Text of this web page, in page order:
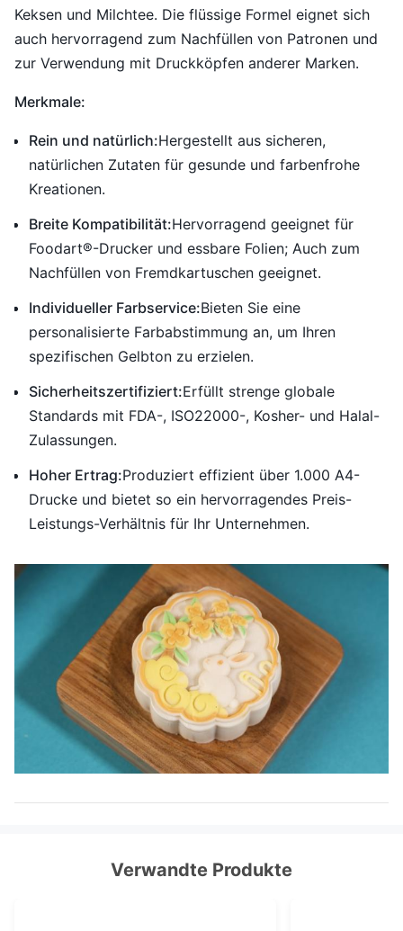
Keksen und Milchtee. Die flüssige Formel eignet sich
auch hervorragend zum Nachfüllen von Patronen und
zur Verwendung mit Druckköpfen anderer Marken.
Merkmale:
Rein und natürlich:Hergestellt aus sicheren,
natürlichen Zutaten für gesunde und farbenfrohe
Kreationen.
Breite Kompatibilität:Hervorragend geeignet für
Foodart®-Drucker und essbare Folien; Auch zum
Nachfüllen von Fremdkartuschen geeignet.
Individueller Farbservice:Bieten Sie eine
personalisierte Farbabstimmung an, um Ihren
spezifischen Gelbton zu erzielen.
Sicherheitszertifiziert:Erfüllt strenge globale
Standards mit FDA-, ISO22000-, Kosher- und Halal-
Zulassungen.
Hoher Ertrag:Produziert effizient über 1.000 A4-
Drucke und bietet so ein hervorragendes Preis-
Leistungs-Verhältnis für Ihr Unternehmen.
Verwandte Produkte